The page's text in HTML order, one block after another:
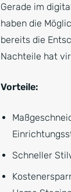
Gerade im
haben die
bereits die
Nachteile hat
Vorteile:
Schneller